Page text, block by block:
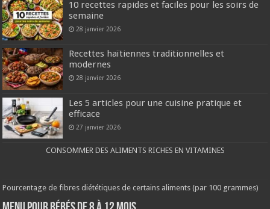
10 recettes rapides et faciles pour les soirs de
semaine
28 janvier 2026
Recettes haïtiennes traditionnelles et
modernes
28 janvier 2026
Les 5 articles pour une cuisine pratique et
efficace
27 janvier 2026
CONSOMMER DES ALIMENTS RICHES EN VITAMINES
Pourcentage de fibres diététiques de certains aliments (par 100 grammes)